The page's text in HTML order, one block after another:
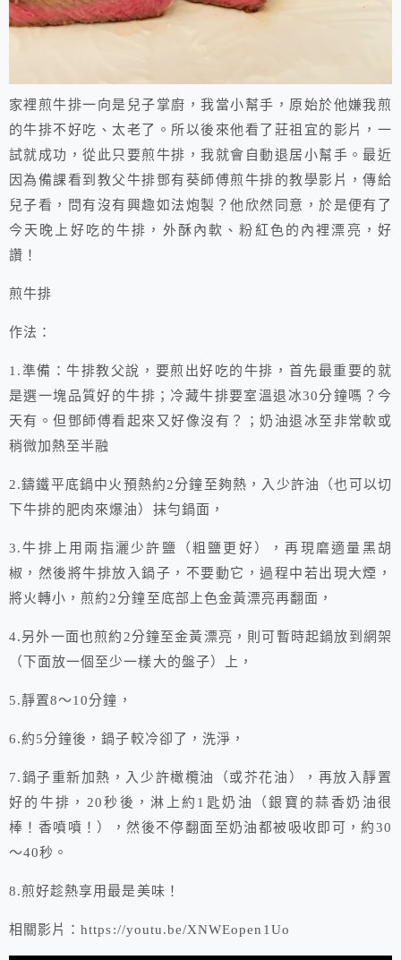
家裡煎牛排一向是兒子掌廚，我當小幫手，原始於他嫌我煎
的牛排不好吃、太老了。所以後來他看了莊祖宜的影片，一
試就成功，從此只要煎牛排，我就會自動退居小幫手。最近
因為備課看到教父牛排鄧有葵師傅煎牛排的教學影片，傳給
兒子看，問有沒有興趣如法炮製？他欣然同意，於是便有了
今天晚上好吃的牛排，外酥內軟、粉紅色的內裡漂亮，好
讚！
煎牛排
作法：
1.準備：牛排教父說，要煎出好吃的牛排，首先最重要的就
是選一塊品質好的牛排；冷藏牛排要室溫退冰30分鐘嗎？今
天有。但鄧師傅看起來又好像沒有？；奶油退冰至非常軟或
稍微加熱至半融
2.鑄鐵平底鍋中火預熱約2分鐘至夠熱，入少許油（也可以切
下牛排的肥肉來爆油）抹勻鍋面，
3.牛排上用兩指灑少許鹽（粗鹽更好），再現磨適量黑胡
椒，然後將牛排放入鍋子，不要動它，過程中若出現大煙，
將火轉小，煎約2分鐘至底部上色金黃漂亮再翻面，
4.另外一面也煎約2分鐘至金黃漂亮，則可暫時起鍋放到網架
（下面放一個至少一樣大的盤子）上，
5.靜置8～10分鐘，
6.約5分鐘後，鍋子較冷卻了，洗淨，
7.鍋子重新加熱，入少許橄欖油（或芥花油），再放入靜置
好的牛排，20秒後，淋上約1匙奶油（銀寶的蒜香奶油很
棒！香噴噴！），然後不停翻面至奶油都被吸收即可，約30
～40秒。
8.煎好趁熱享用最是美味！
相關影片：https://youtu.be/XNWEopen1Uo